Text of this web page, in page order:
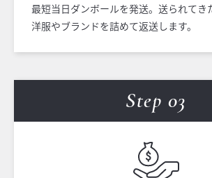
最短当日ダンボールを発送。送られてき
洋服やブランドを詰めて返送します。
Step 03